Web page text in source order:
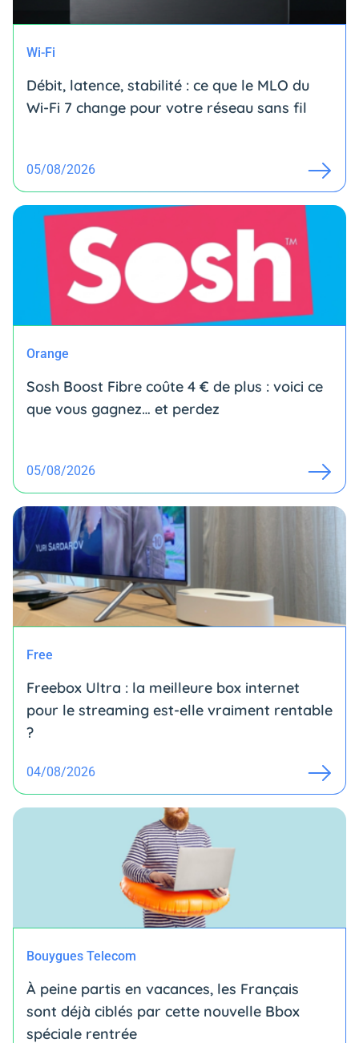
Wi-Fi
Débit, latence, stabilité : ce que le MLO du
Wi-Fi 7 change pour votre réseau sans fil
05/08/2026
Orange
Sosh Boost Fibre coûte 4 € de plus : voici ce
que vous gagnez… et perdez
05/08/2026
Free
Freebox Ultra : la meilleure box internet
pour le streaming est-elle vraiment rentable
?
04/08/2026
Bouygues Telecom
À peine partis en vacances, les Français
sont déjà ciblés par cette nouvelle Bbox
spéciale rentrée